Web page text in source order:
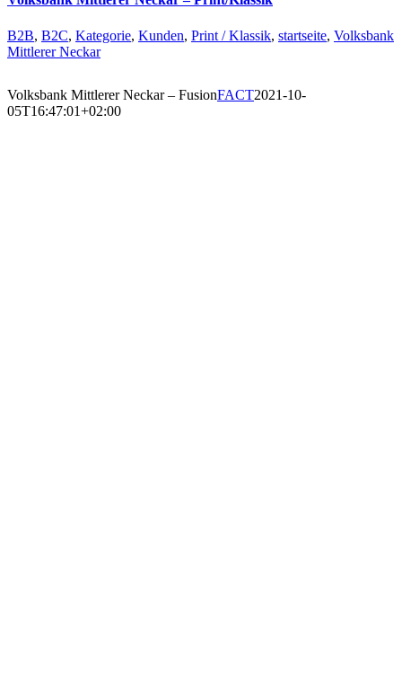
B2B, B2C, Kategorie, Kunden, Print / Klassik, startseite, Volksbank
Mittlerer Neckar
Volksbank Mittlerer Neckar – FusionFACT2021-10-
05T16:47:01+02:00